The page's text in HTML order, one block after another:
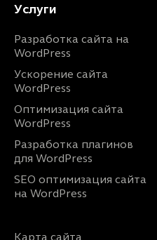
Услуги
Разработка сайта на
WordPress
Ускорение сайта
WordPress
Оптимизация сайта
WordPress
Разработка плагинов
для WordPress
SEO оптимизация сайта
на WordPress
Карта сайта